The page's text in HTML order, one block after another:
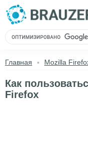
Главная Mozilla
Как
Firefox